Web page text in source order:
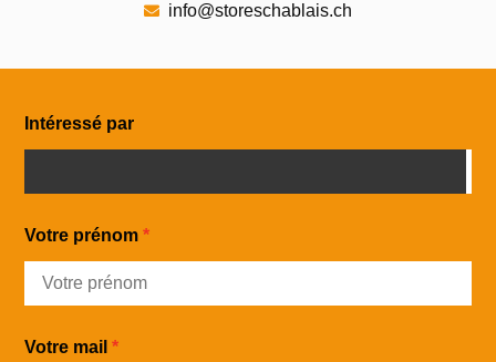
info@storeschablais.ch
Intéressé par
Votre prénom
Votre mail